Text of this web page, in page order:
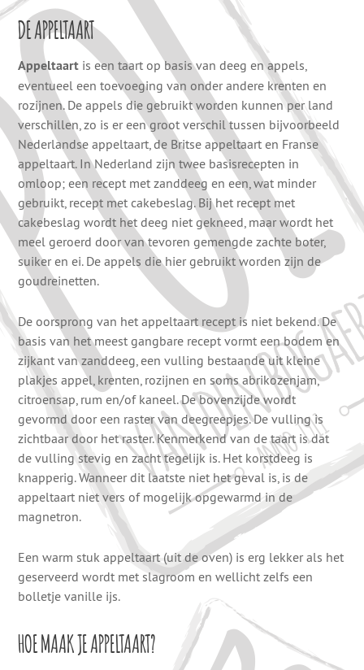
DE APPELTAART
Appeltaart is een taart op basis van deeg en appels,
eventueel een toevoeging van onder andere krenten en
rozijnen. De appels die gebruikt worden kunnen per land
verschillen, zo is er een groot verschil tussen bijvoorbeeld
Nederlandse appeltaart, de Britse appeltaart en Franse
appeltaart. In Nederland zijn twee basisrecepten in
omloop; een recept met zanddeeg en een, wat minder
gebruikt, recept met cakebeslag. Bij het recept met
cakebeslag wordt het deeg niet gekneed, maar wordt het
meel geroerd door van tevoren gemengde zachte boter,
suiker en ei. De appels die hier gebruikt worden zijn de
goudreinetten.
De oorsprong van het appeltaart recept is niet bekend. De
basis van het meest gangbare recept vormt een bodem en
zijkant van zanddeeg, een vulling bestaande uit kleine
plakjes appel, krenten, rozijnen en soms abrikozenjam,
citroensap, rum en/of kaneel. De bovenzijde wordt
gevormd door een raster van deegreepjes. De vulling is
zichtbaar door het raster. Kenmerkend van de taart is dat
de vulling stevig en zacht tegelijk is. Het korstdeeg is
knapperig. Wanneer dit laatste niet het geval is, is de
appeltaart niet vers of mogelijk opgewarmd in de
magnetron.
Een warm stuk appeltaart (uit de oven) is erg lekker als het
geserveerd wordt met slagroom en wellicht zelfs een
bolletje vanille ijs.
HOE MAAK JE APPELTAART?